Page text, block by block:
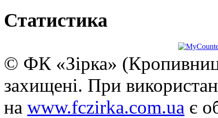
Статистика
© ФК «Зірка»
захищені. При
на www.fczirka.com.ua є